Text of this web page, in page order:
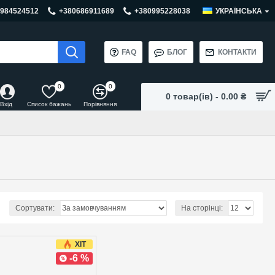
+380686911689 +380995228038 УКРАЇНСЬКА
FAQ БЛОГ КОНТАКТИ
Вхід Список бажань
0
Порівняння
0
0 товар(ів) - 0.00 ₴
Сортувати: На сторінці:
ХІТ
-6 %